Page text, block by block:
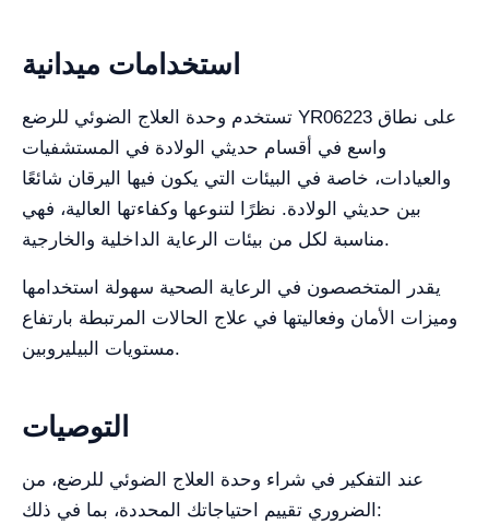
استخدامات ميدانية
تستخدم وحدة العلاج الضوئي للرضع YR06223 على نطاق
واسع في أقسام حديثي الولادة في المستشفيات
والعيادات، خاصة في البيئات التي يكون فيها اليرقان شائعًا
بين حديثي الولادة. نظرًا لتنوعها وكفاءتها العالية، فهي
مناسبة لكل من بيئات الرعاية الداخلية والخارجية.
يقدر المتخصصون في الرعاية الصحية سهولة استخدامها
وميزات الأمان وفعاليتها في علاج الحالات المرتبطة بارتفاع
مستويات البيليروبين.
التوصيات
عند التفكير في شراء وحدة العلاج الضوئي للرضع، من
الضروري تقييم احتياجاتك المحددة، بما في ذلك: